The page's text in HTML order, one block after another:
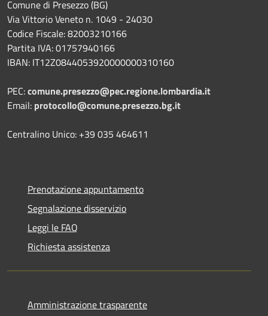
Comune di Presezzo (BG)
Via Vittorio Veneto n. 1049 - 24030
Codice Fiscale: 82003210166
Partita IVA: 01757940166
IBAN: IT12Z0844053920000000310160
PEC:comune.presezzo@pec.regione.lombardia.it
Email: protocollo@comune.presezzo.bg.it
Centralino Unico: +39 035 464611
Prenotazione appuntamento
Segnalazione disservizio
Leggi le FAQ
Richiesta assistenza
Amministrazione trasparente